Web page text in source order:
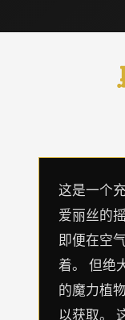
这是一个
爱丽丝的
即便在空
着。 但绝
的魔力植
以获取。